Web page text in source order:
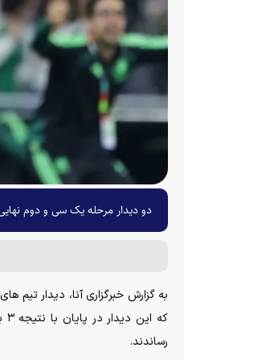
دو دیدار مرحله یک سی و دوم نهایی مسابقات جام جهانی ۲۰۲۶ برگزار
رساندند.